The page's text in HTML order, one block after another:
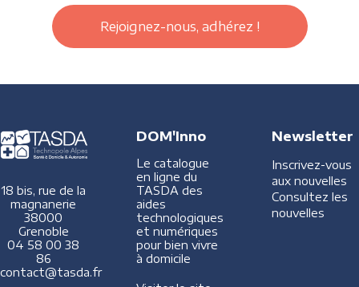
Rejoignez-nous, adhérez !
18 bis, rue de la
magnanerie
38000
Grenoble
04 58 00 38
86
contact@tasda.fr
DOM'Inno
Le catalogue
en ligne du
TASDA des
aides
technologiques
et numériques
pour bien vivre
à domicile
Newsletter
Inscrivez-vous
aux nouvelles
Consultez les
nouvelles